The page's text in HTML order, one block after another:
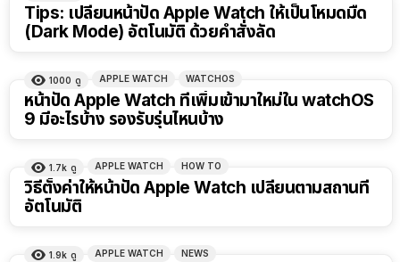
Tips: เปลี่ยนหน้าปัด Apple Watch ให้เป็นโหมดมืด
(Dark Mode) อัตโนมัติ ด้วยคำสั่งลัด
1000 ดู APPLE WATCH WATCHOS
หน้าปัด Apple Watch ที่เพิ่มเข้ามาใหม่ใน watchOS
9 มีอะไรบ้าง รองรับรุ่นไหนบ้าง
1.7k ดู APPLE WATCH HOW TO
วิธีตั้งค่าให้หน้าปัด Apple Watch เปลี่ยนตามสถานที่
อัตโนมัติ
1.9k ดู APPLE WATCH NEWS